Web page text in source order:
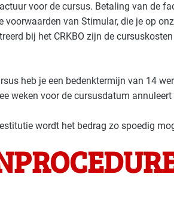
voor de cursus. Betaling van de
voorwaarden van Stimular, die je op
bij het CRKBO zijn de
heb je een bedenktermijn van 14
weken voor de cursusdatum
wordt het bedrag zo spoedig